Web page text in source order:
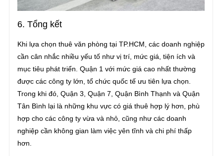
6. Tổng kết
Khi lựa chọn thuê văn phòng tại TP.HCM, các doanh nghiệp
cần cân nhắc nhiều yếu tố như vị trí, mức giá, tiện ích và
mục tiêu phát triển. Quận 1 với mức giá cao nhất thường
được các công ty lớn, tổ chức quốc tế ưu tiên lựa chọn.
Trong khi đó, Quận 3, Quận 7, Quận Bình Thạnh và Quận
Tân Bình lại là những khu vực có giá thuê hợp lý hơn, phù
hợp cho các công ty vừa và nhỏ, cũng như các doanh
nghiệp cần không gian làm việc yên tĩnh và chi phí thấp
hơn.